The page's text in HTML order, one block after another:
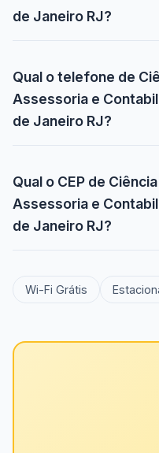
de Janeiro RJ?
Qual o telefone de
Assessoria e
de Janeiro RJ?
Qual o CEP de
Assessoria e
de Janeiro RJ?
Wi-Fi Grátis